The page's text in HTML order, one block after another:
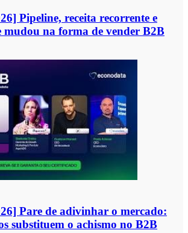
Pipeline, receita recorrente e
mudou na forma de vender B2B
Pare de adivinhar o mercado:
substituem o achismo no B2B